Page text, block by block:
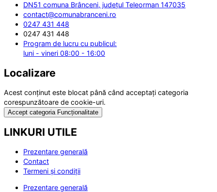
DN51 comuna Brânceni, județul Teleorman 147035
contact@comunabranceni.ro
0247 431 448
0247 431 448
Program de lucru cu publicul:
luni - vineri 08:00 - 16:00
Localizare
Acest conținut este blocat până când acceptați categoria
corespunzătoare de cookie-uri.
Accept categoria Funcționalitate
LINKURI UTILE
Prezentare generală
Contact
Termeni și condiții
Prezentare generală